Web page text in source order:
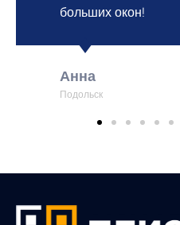
больших окон!
Анна
Подольск